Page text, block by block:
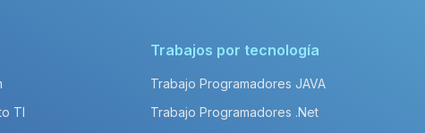
TI
Trabajos por tecnología
Trabajo Programadores JAVA
Trabajo Programadores .Net